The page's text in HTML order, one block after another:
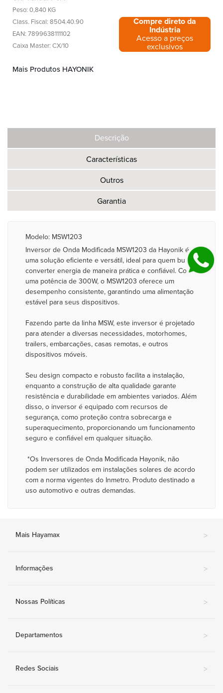
Peso: 0,840 KG
Class. Fiscal: 8504.40.90
EAN: 7899638111102
Caixa Master: CX/10
Mais Produtos HAYONIK
Compre direto da
Indústria
Acesso a preços
exclusivos
Descrição
Características
Outros
Garantia
Modelo: MSW1203
Inversor de Onda Modificada MSW1203 da Hayonik é
uma solução eficiente e versátil, ideal para quem busca
converter energia de maneira prática e confiável. Com
uma potência de 300W, o MSW1203 oferece um
desempenho consistente, garantindo uma alimentação
estável para seus dispositivos.
Fazendo parte da linha MSW, este inversor é projetado
para atender a diversas necessidades, motorhomes,
trailers, embarcações, casas remotas, e outros
dispositivos móveis.
Seu design compacto e robusto facilita a instalação,
enquanto a construção de alta qualidade garante
resistência e durabilidade em ambientes variados. Além
disso, o inversor é equipado com recursos de
segurança, como proteção contra sobrecarga e
superaquecimento, proporcionando um funcionamento
seguro e confiável em qualquer situação.
*Os Inversores de Onda Modificada Hayonik, não
podem ser utilizados em instalações solares de acordo
com a norma vigentes do Inmetro. Produto destinado a
uso automotivo e outras demandas.
Mais Hayamax >
Informações >
Nossas Políticas >
Departamentos >
Redes Sociais >